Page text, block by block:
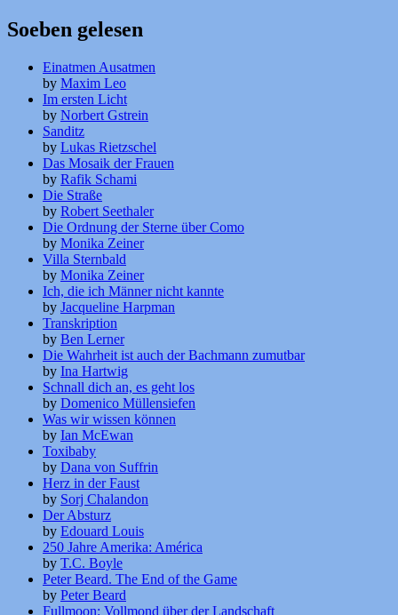
Soeben gelesen
Einatmen Ausatmen
by Maxim Leo
Im ersten Licht
by Norbert Gstrein
Sanditz
by Lukas Rietzschel
Das Mosaik der Frauen
by Rafik Schami
Die Straße
by Robert Seethaler
Die Ordnung der Sterne über Como
by Monika Zeiner
Villa Sternbald
by Monika Zeiner
Ich, die ich Männer nicht kannte
by Jacqueline Harpman
Transkription
by Ben Lerner
Die Wahrheit ist auch der Bachmann zumutbar
by Ina Hartwig
Schnall dich an, es geht los
by Domenico Müllensiefen
Was wir wissen können
by Ian McEwan
Toxibaby
by Dana von Suffrin
Herz in der Faust
by Sorj Chalandon
Der Absturz
by Edouard Louis
250 Jahre Amerika: América
by T.C. Boyle
Peter Beard. The End of the Game
by Peter Beard
Fullmoon: Vollmond über der Landschaft